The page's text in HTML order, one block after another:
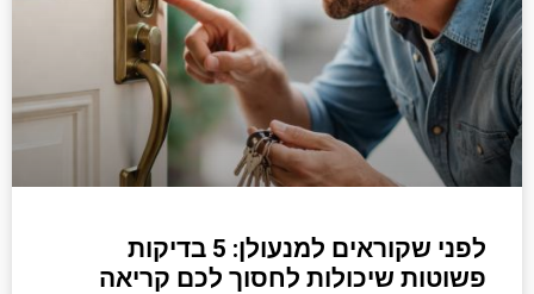
לפני שקוראים למנעולן: 5 בדיקות
פשוטות שיכולות לחסוך לכם קריאה